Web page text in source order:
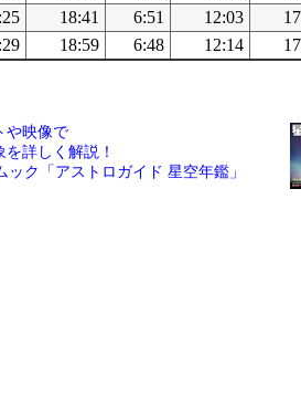
18:41 6:51 12:03
18:59 6:48 12:14
や映像で
を詳しく解説！
ック「アストロガイド 星空年鑑」